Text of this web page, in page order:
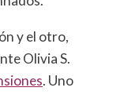
y el otro,
Olivia S.
. Uno